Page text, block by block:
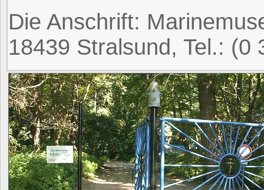
Die Anschrift:
18439 Stralsund, Tel.: (0